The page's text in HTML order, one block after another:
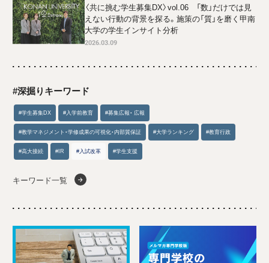
〈共に挑む学生募集DX〉vol.06 「数」だけでは見
えない行動の背景を探る。施策の「質」を磨く甲南
大学の学生インサイト分析
2026.03.09
#深掘りキーワード
#学生募集DX #入学前教育 #募集広報・ 広報
#教学マネジメント・学修成果の可視化・内部質保証 #大学ランキング #教育行政
#高大接続 #IR #入試改革 #学生支援
キーワード一覧